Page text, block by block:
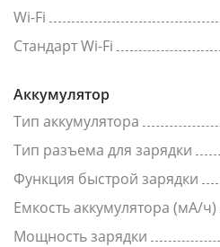
Wi-Fi
Стандарт Wi-Fi
Аккумулятор
Тип аккумулятора
Тип разъема для зарядки
Функция быстрой зарядки
Емкость аккумулятора (мА/ч)
Мощность зарядки